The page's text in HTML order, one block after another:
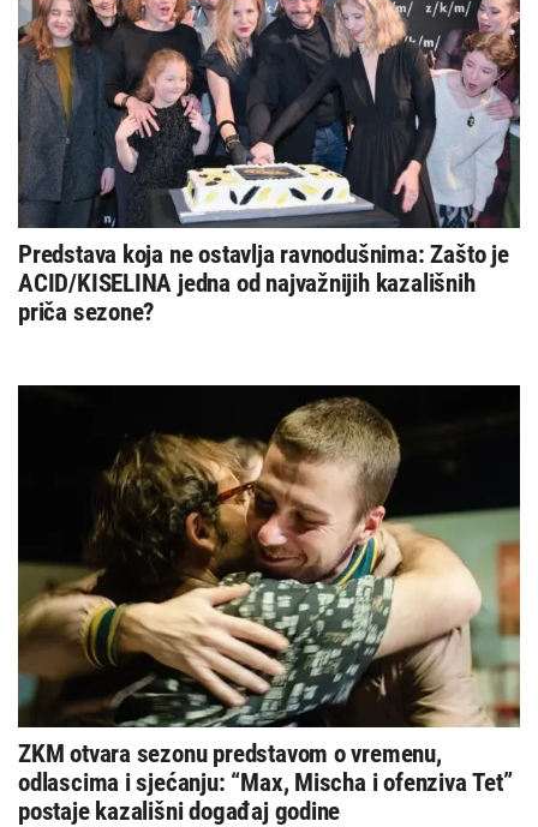
Predstava koja ne ostavlja ravnodušnima: Zašto je
ACID/KISELINA jedna od najvažnijih kazališnih
priča sezone?
ZKM otvara sezonu predstavom o vremenu,
odlascima i sjećanju: “Max, Mischa i ofenziva Tet”
postaje kazališni događaj godine